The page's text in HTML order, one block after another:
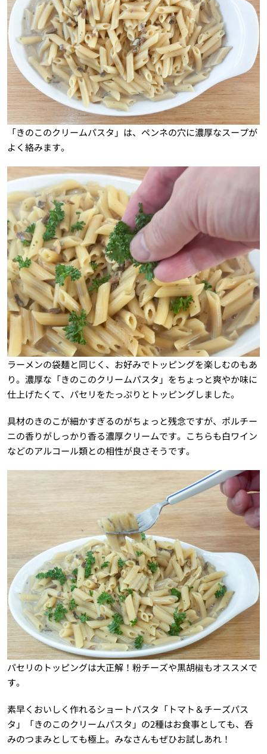
「きのこのクリームパスタ」は、ペンネの穴に濃厚なスープが
よく絡みます。
ラーメンの袋麺と同じく、お好みでトッピングを楽しむのもあ
り。濃厚な「きのこのクリームパスタ」をちょっと爽やか味に
仕上げたくて、パセリをたっぷりとトッピングしました。
具材のきのこが細かすぎるのがちょっと残念ですが、ポルチー
ニの香りがしっかり香る濃厚クリームです。こちらも白ワイン
などのアルコール類との相性が良さそうです。
パセリのトッピングは大正解！粉チーズや黒胡椒もオススメで
す。
素早くおいしく作れるショートパスタ「トマト＆チーズパス
タ」「きのこのクリームパスタ」の2種はお食事としても、呑
みのつまみとしても極上。みなさんもぜひお試しあれ！